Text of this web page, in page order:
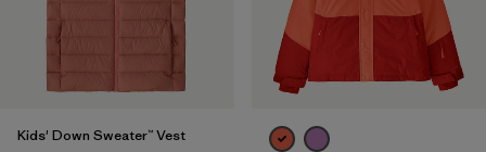
Kids' Down Sweater™ Vest